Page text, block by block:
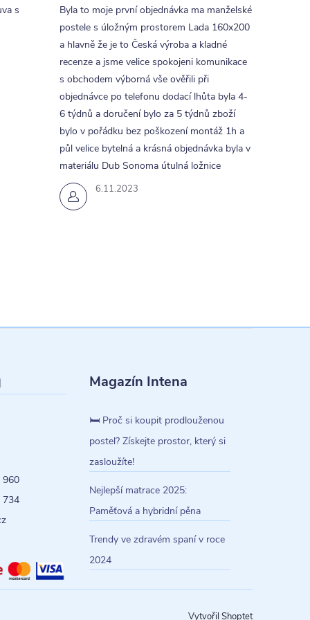
s
6.11.2023
Byla to moje první objednávka ma manželské
postele s úložným prostorem Lada 160x200
a hlavně že je to Česká výroba a kladné
recenze a jsme velice spokojeni komunikace
s obchodem výborná vše ověřili při
objednávce po telefonu dodací lhůta byla 4-
6 týdnů a doručení bylo za 5 týdnů zboží
bylo v pořádku bez poškození montáž 1h a
půl velice bytelná a krásná objednávka byla v
materiálu Dub Sonoma útulná ložnice
960
734
Magazín Intena
🛏️ Proč si koupit prodlouženou
postel? Získejte prostor, který si
zasloužíte!
Nejlepší matrace 2025:
Paměťová a hybridní pěna
Trendy ve zdravém spaní v roce
2024
Vytvořil Shoptet